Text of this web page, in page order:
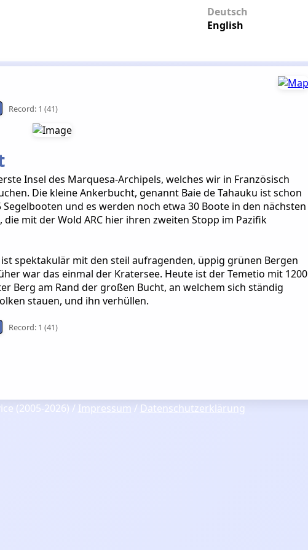
Deutsch
English
Record: 1 (41)
Insel des Marquesa-Archipels, welches wir in Französisch
Die kleine Ankerbucht, genannt Baie de Tahauku ist schon
und es werden noch etwa 30 Boote in den nächsten
die mit der Wold ARC hier ihren zweiten Stopp im Pazifik
spektakulär mit den steil aufragenden, üppig grünen Bergen
war das einmal der Kratersee. Heute ist der Temetio mit 1200
Berg am Rand der großen Bucht, an welchem sich ständig
stauen, und ihn verhüllen.
Record: 1 (41)
(2005-2026) / Impressum / Datenschutzerklärung